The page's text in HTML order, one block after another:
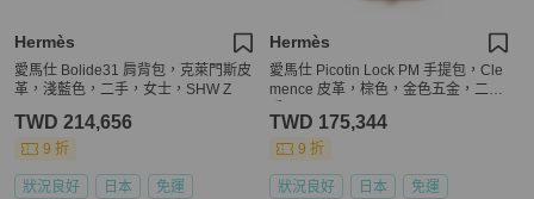
Hermès
愛馬仕 Bolide31 肩背包，克萊門斯皮
革，淺藍色，二手，女士，SHW Z
TWD 214,656
9 折
狀況良好 日本 免運
Hermès
愛馬仕 Picotin Lock PM 手提包，Cle
mence 皮革，棕色，金色五金，二
TWD 175,344
9 折
狀況良好 日本 免運